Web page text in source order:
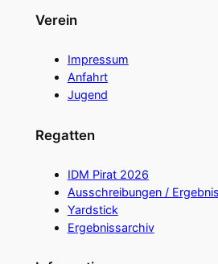
Verein
Impressum
Anfahrt
Jugend
Regatten
IDM Pirat 2026
Ausschreibungen /
Yardstick
Ergebnissarchiv